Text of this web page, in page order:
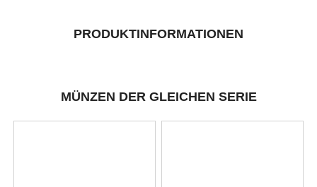
PRODUKTINFORMATIONEN
MÜNZEN DER GLEICHEN SERIE